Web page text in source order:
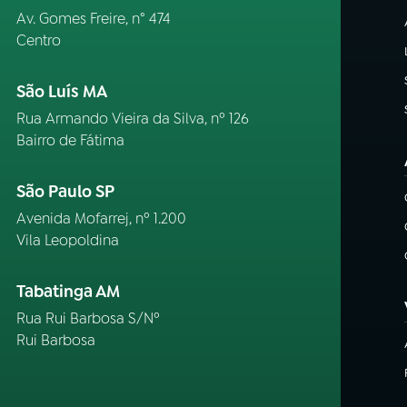
Av. Gomes Freire, n° 474
Centro
São Luís MA
Rua Armando Vieira da Silva, nº 126
Bairro de Fátima
São Paulo SP
Avenida Mofarrej, nº 1.200
Vila Leopoldina
Tabatinga AM
Rua Rui Barbosa S/Nº
Rui Barbosa